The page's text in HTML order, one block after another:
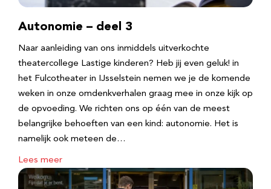
Autonomie – deel 3
Naar aanleiding van ons inmiddels uitverkochte
theatercollege Lastige kinderen? Heb jij even geluk! in
het Fulcotheater in IJsselstein nemen we je de komende
weken in onze omdenkverhalen graag mee in onze kijk op
de opvoeding. We richten ons op één van de meest
belangrijke behoeften van een kind: autonomie. Het is
namelijk ook meteen de…
Lees meer